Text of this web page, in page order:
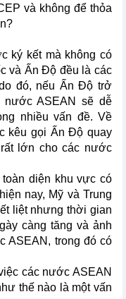
và không để thỏa
ký kết mà không có
và Ấn Độ đều là các
đó, nếu Ấn Độ trở
nước ASEAN sẽ dễ
nhiều vấn đề. Về
kêu gọi Ấn Độ quay
lớn cho các nước
diện khu vực có
nay, Mỹ và Trung
liệt nhưng thời gian
càng tăng và ảnh
ASEAN, trong đó có
các nước ASEAN
thế nào là một vấn